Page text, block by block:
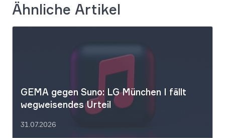
Ähnliche Artikel
GEMA gegen Suno: LG München I fällt
wegweisendes Urteil
31.07.2026